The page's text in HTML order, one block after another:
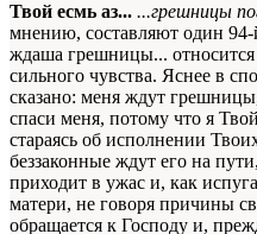
Твой есмь аз... ...грешницы
мнению, составляют один
ждаша грешницы...
сильного чувства. Яснее в
сказано: меня ждут
спаси меня, потому что я
стараясь об исполнении
беззаконные ждут его на
приходит в ужас и, как
матери, не говоря причины
обращается к Господу и,